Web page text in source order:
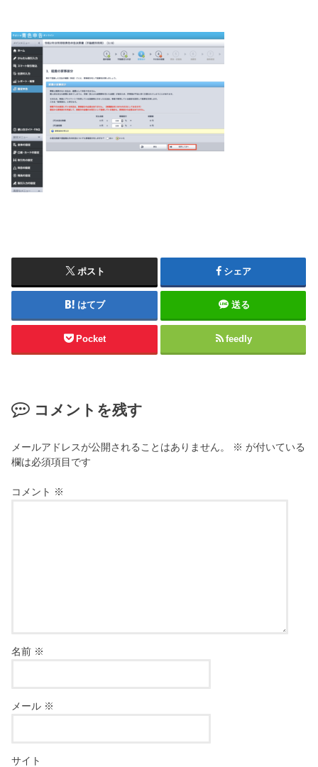
ポスト シェア
はてブ 送る
Pocket feedly
コメントを残す
メールアドレスが公開されることはありません。 ※ が付いている
欄は必須項目です
コメント ※
名前 ※
メール ※
サイト